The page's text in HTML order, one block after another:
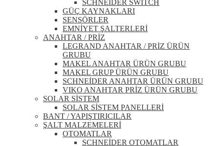
SCHNEIDER SWİTCH
GÜÇ KAYNAKLARI
SENSÖRLER
EMNİYET ŞALTERLERİ
ANAHTAR / PRİZ
LEGRAND ANAHTAR / PRİZ ÜRÜN
GRUBU
MAKEL ANAHTAR ÜRÜN GRUBU
MAKEL GRUP ÜRÜN GRUBU
SCHNEİDER ANAHTAR ÜRÜN GRUBU
VIKO ANAHTAR PRİZ ÜRÜN GRUBU
SOLAR SİSTEM
SOLAR SİSTEM PANELLERİ
BANT / YAPIŞTIRICILAR
ŞALT MALZEMELERİ
OTOMATLAR
SCHNEİDER OTOMATLAR